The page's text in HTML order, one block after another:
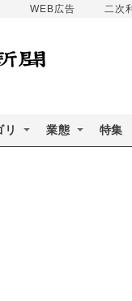
WEB広告 二次
リ 業態 特集